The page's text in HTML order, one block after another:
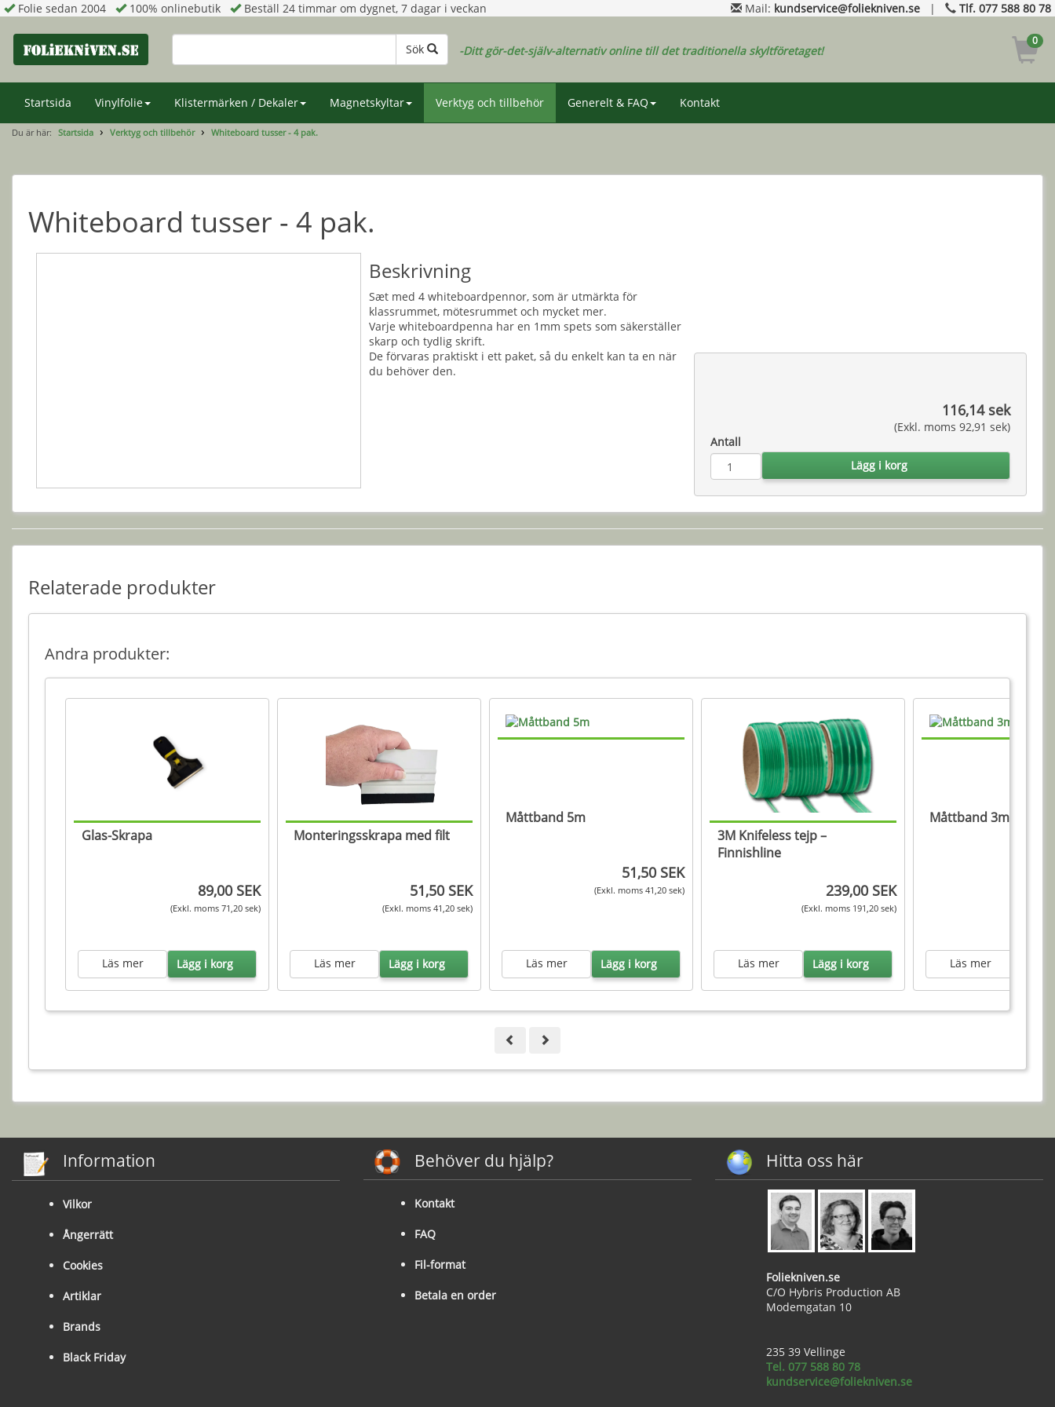
Folie sedan 2004 100% onlinebutik Beställ 24 timmar om dygnet, 7 dagar i veckan Mail: kundservice@foliekniven.se | Tlf. 077 588 80 78
Sök -Ditt gör-det-själv-alternativ online till det traditionella skyltföretaget!
0
Startsida Vinylfolie Klistermärken / Dekaler Magnetskyltar Verktyg och tillbehör Generelt & FAQ Kontakt
Du är här: Startsida Verktyg och tillbehör Whiteboard tusser - 4 pak.
Whiteboard tusser - 4 pak.
Beskrivning
Sæt med 4 whiteboardpennor, som är utmärkta för
klassrummet, mötesrummet och mycket mer.
Varje whiteboardpenna har en 1mm spets som säkerställer
skarp och tydlig skrift.
De förvaras praktiskt i ett paket, så du enkelt kan ta en när
du behöver den.
116,14 sek
(Exkl. moms 92,91 sek)
Antall
Lägg i korg
Relaterade produkter
Andra produkter:
Glas-Skrapa
89,00 SEK
(Exkl. moms 71,20 sek)
Läs mer Lägg i korg
Monteringsskrapa med filt
51,50 SEK
(Exkl. moms 41,20 sek)
Läs mer Lägg i korg
Måttband 5m
51,50 SEK
(Exkl. moms 41,20 sek)
Läs mer Lägg i korg
3M Knifeless tejp –
Finnishline
239,00 SEK
(Exkl. moms 191,20 sek)
Läs mer Lägg i korg
Måttband 3m
Läs mer
Information
Vilkor
Ångerrätt
Cookies
Artiklar
Brands
Black Friday
Behöver du hjälp?
Kontakt
FAQ
Fil-format
Betala en order
Hitta oss här
Foliekniven.se
C/O Hybris Production AB
Modemgatan 10
235 39 Vellinge
Tel. 077 588 80 78
kundservice@foliekniven.se